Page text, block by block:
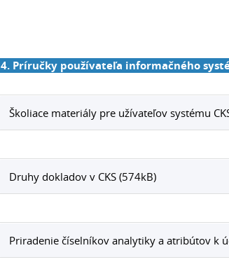
4. Príručky používateľa informačného
Školiace materiály pre užívateľov systému
Druhy dokladov v CKS (574kB)
Priradenie číselníkov analytiky a atribútov k